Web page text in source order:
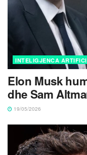
INTELIGJENCA
Elon Musk
dhe Sam
19/05/2026